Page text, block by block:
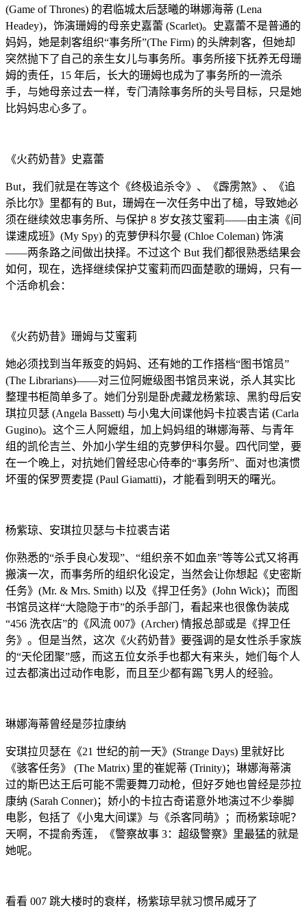
(Game of Thrones) 的君临城太后瑟曦的琳娜海蒂 (Lena
Headey)，饰演珊姆的母亲史嘉蕾 (Scarlet)。史嘉蕾不是普通的
妈妈，她是刺客组织“事务所”(The Firm) 的头牌刺客，但她却
突然抛下了自己的亲生女儿与事务所。事务所接下抚养无母珊
姆的责任，15 年后，长大的珊姆也成为了事务所的一流杀
手，与她母亲过去一样，专门清除事务所的头号目标，只是她
比妈妈忠心多了。
《火药奶昔》史嘉蕾
But，我们就是在等这个《终极追杀令》、《霹雳煞》、《追
杀比尔》里都有的 But，珊姆在一次任务中出了槌，导致她必
须在继续效忠事务所、与保护 8 岁女孩艾蜜莉——由主演《间
谍速成班》(My Spy) 的克萝伊科尔曼 (Chloe Coleman) 饰演
——两条路之间做出抉择。不过这个 But 我们都很熟悉结果会
如何，现在，选择继续保护艾蜜莉而四面楚歌的珊姆，只有一
个活命机会：
《火药奶昔》珊姆与艾蜜莉
她必须找到当年叛变的妈妈、还有她的工作搭档“图书馆员”
(The Librarians)——对三位阿嬷级图书馆员来说，杀人其实比
整理书柜简单多了。她们分别是卧虎藏龙杨紫琼、黑豹母后安
琪拉贝瑟 (Angela Bassett) 与小鬼大间谍他妈卡拉裘吉诺 (Carla
Gugino)。这个三人阿嬷组，加上妈妈组的琳娜海蒂、与青年
组的凯伦吉兰、外加小学生组的克萝伊科尔曼。四代同堂，要
在一个晚上，对抗她们曾经忠心侍奉的“事务所”、面对也演惯
坏蛋的保罗贾麦提 (Paul Giamatti)，才能看到明天的曙光。
杨紫琼、安琪拉贝瑟与卡拉裘吉诺
你熟悉的“杀手良心发现”、“组织亲不如血亲”等等公式又将再
搬演一次，而事务所的组织化设定，当然会让你想起《史密斯
任务》(Mr. & Mrs. Smith) 以及《捍卫任务》(John Wick)；而图
书馆员这样“大隐隐于市”的杀手部门，看起来也很像伪装成
“456 洗衣店”的《风流 007》(Archer) 情报总部或是《捍卫任
务》。但是当然，这次《火药奶昔》要强调的是女性杀手家族
的“天伦团聚”感，而这五位女杀手也都大有来头，她们每个人
过去都演出过动作电影，而且至少都有踢飞男人的经验。
琳娜海蒂曾经是莎拉康纳
安琪拉贝瑟在《21 世纪的前一天》(Strange Days) 里就好比
《骇客任务》 (The Matrix) 里的崔妮蒂 (Trinity)；琳娜海蒂演
过的斯巴达王后可能不需要舞刀动枪，但好歹她也曾经是莎拉
康纳 (Sarah Conner)；娇小的卡拉古奇诺意外地演过不少拳脚
电影，包括了《小鬼大间谍》与《杀客同萌》；而杨紫琼呢？
天啊，不提俞秀莲，《警察故事 3：超级警察》里最猛的就是
她呢。
看看 007 跳大楼时的衰样，杨紫琼早就习惯吊威牙了